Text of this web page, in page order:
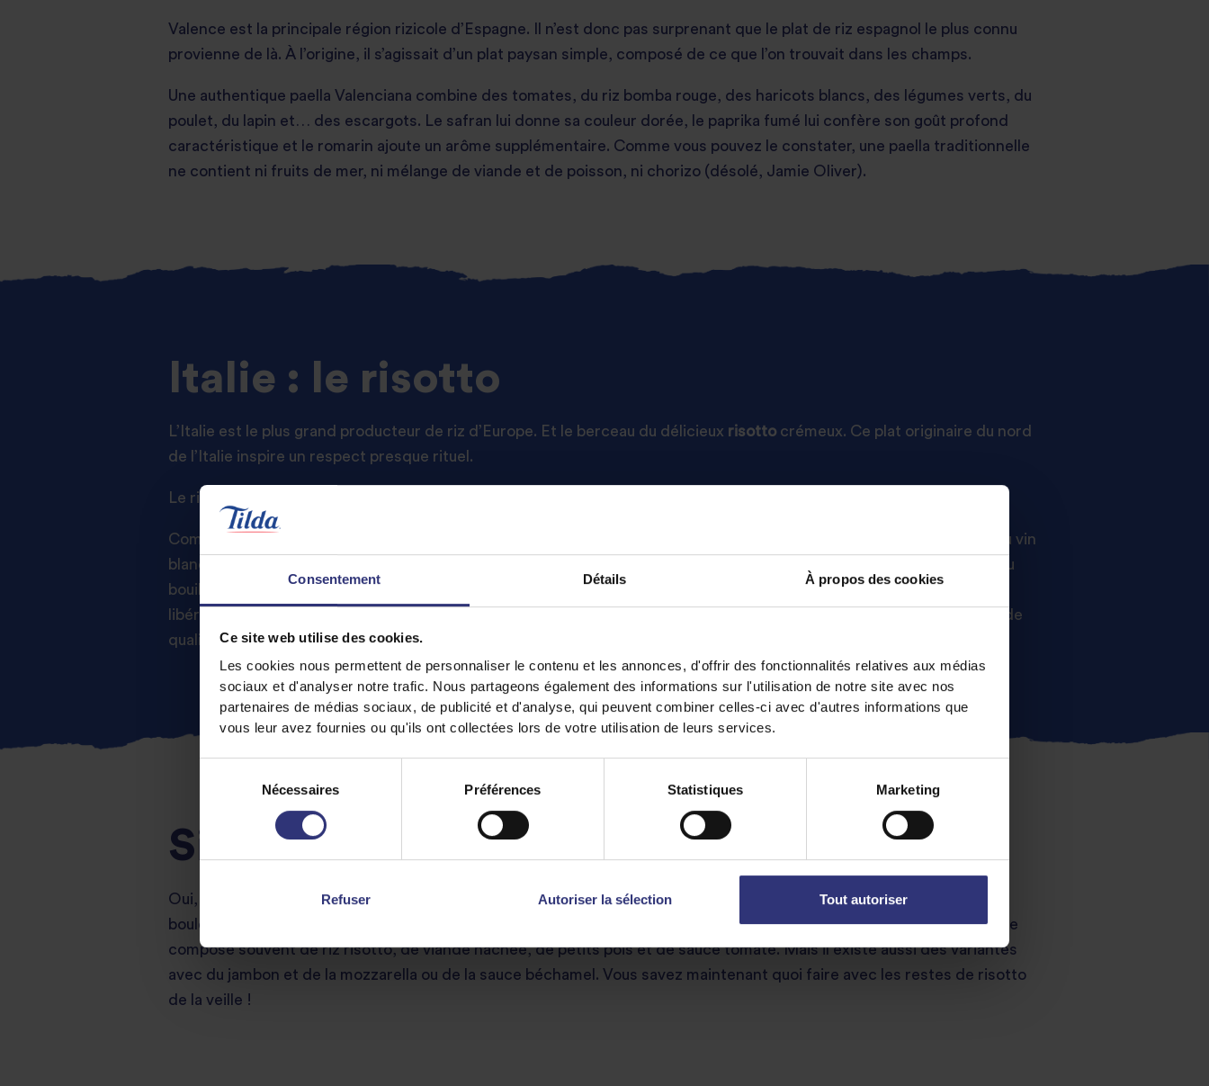
Consentement Détails À propos des cookies
Ce site web utilise des cookies.
Les cookies nous permettent de personnaliser le contenu et les annonces, d'offrir des fonctionnalités relatives aux médias
sociaux et d'analyser notre trafic. Nous partageons également des informations sur l'utilisation de notre site avec nos
partenaires de médias sociaux, de publicité et d'analyse, qui peuvent combiner celles-ci avec d'autres informations que
vous leur avez fournies ou qu'ils ont collectées lors de votre utilisation de leurs services.
consentement
Nécessaires Préférences Statistiques Marketing
Refuser Autoriser la sélection Tout autoriser
Valence est la principale région rizicole d’Espagne. Il n’est donc pas surprenant que le plat de riz espagnol le plus connu
provienne de là. À l’origine, il s’agissait d’un plat paysan simple, composé de ce que l’on trouvait dans les champs.
Une authentique paella Valenciana combine des tomates, du riz bomba rouge, des haricots blancs, des légumes verts, du
poulet, du lapin et… des escargots. Le safran lui donne sa couleur dorée, le paprika fumé lui confère son goût profond
caractéristique et le romarin ajoute un arôme supplémentaire. Comme vous pouvez le constater, une paella traditionnelle
ne contient ni fruits de mer, ni mélange de viande et de poisson, ni chorizo (désolé, Jamie Oliver).
Italie : le risotto
L’Italie est le plus grand producteur de riz d’Europe. Et le berceau du délicieux risotto crémeux. Ce plat originaire du nord
de l’Italie inspire un respect presque rituel.
Le risotto parfait commence par de la patience. Beaucoup de patience. Et remuer. Beaucoup remuer.
Commencez par faire revenir l’oignon et les légumes éventuels, faites revenir brièvement le riz, puis déglacez avec du vin
blanc. Ou avec du vin rouge, pour un Risotto al Barolo. Lorsque le vin a réduit et s’est évaporé, commencez à ajouter du
bouillon chaud. Selon les règles de l’art, vous le faites cuillère par cuillère tout en continuant à remuer. Cela permet de
libérer l’amidon du riz et d’obtenir une texture crémeuse et veloutée. Vous terminez bien sûr avec une noix de beurre de
qualité et du parmesan râpé.Perfetto !
Sicile : les arancini
Oui, bien sûr, la Sicile fait toujours partie de l’Italie, mais ce petit bijou mérite une mention spéciale : lesarancini
boulettes de riz dorées, croustillantes à l’extérieur et délicieusement moelleuses à l’intérieur. La farce des boulettes se
compose souvent de riz risotto, de viande hachée, de petits pois et de sauce tomate. Mais il existe aussi des variantes
avec du jambon et de la mozzarella ou de la sauce béchamel. Vous savez maintenant quoi faire avec les restes de risotto
de la veille !